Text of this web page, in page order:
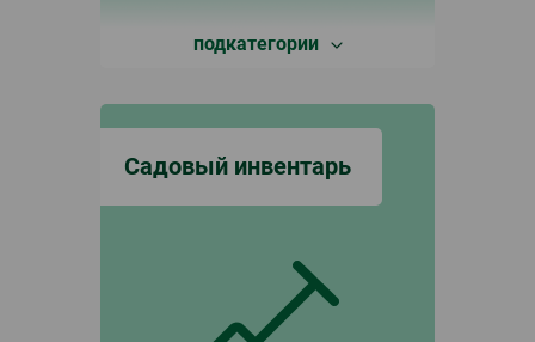
подкатегории
Садовый инвентарь